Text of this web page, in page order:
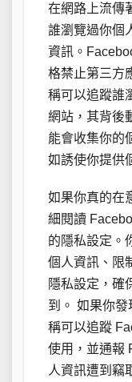
在網路上流傳
誰瀏覽過你個
資訊。
格禁止第三方
稱可以追蹤誰
網站，其背後
能會收集你的
如誘使你提供
如果你真的在
細閱讀
的隱私設定。
個人資訊、限
隱私設定，確
到。 如果你
稱可以追蹤
使用，並通報
人資訊遭到竊